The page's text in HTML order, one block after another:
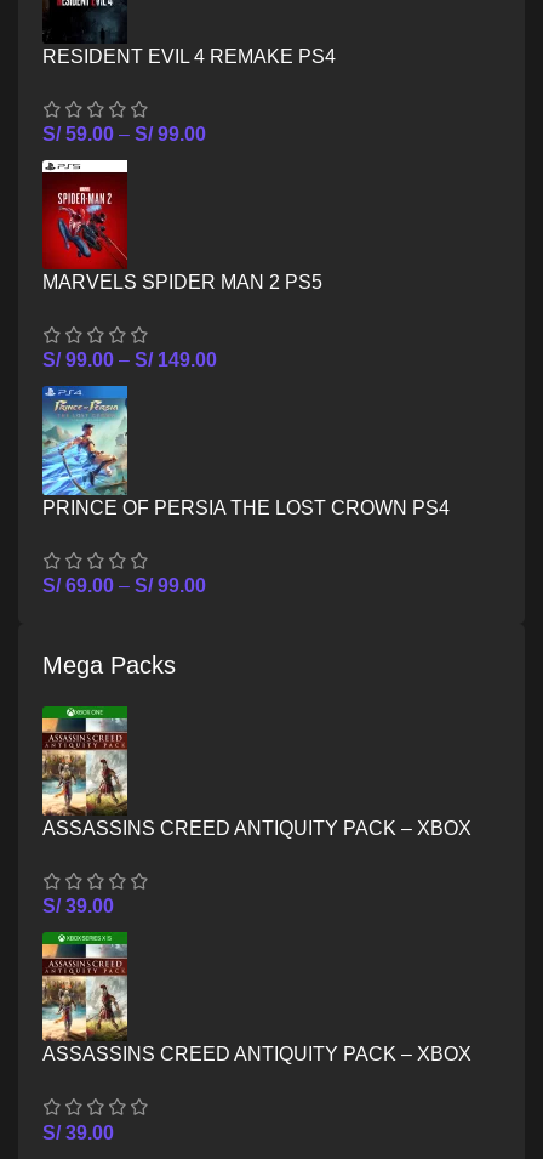
RESIDENT EVIL 4 REMAKE PS4
S/59.00 – S/99.00
MARVELS SPIDER MAN 2 PS5
S/99.00 – S/149.00
PRINCE OF PERSIA THE LOST CROWN PS4
S/69.00 – S/99.00
Mega Packs
ASSASSINS CREED ANTIQUITY PACK – XBOX
S/39.00
ASSASSINS CREED ANTIQUITY PACK – XBOX
S/39.00